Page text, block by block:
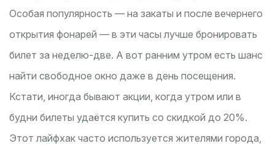
Особая популярность — на закаты и после вечернего
открытия фонарей — в эти часы лучше бронировать
билет за неделю-две. А вот ранним утром есть шанс
найти свободное окно даже в день посещения.
Кстати, иногда бывают акции, когда утром или в
будни билеты удаётся купить со скидкой до 20%.
Этот лайфхак часто используется жителями города,